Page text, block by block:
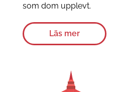
som dom upplevt.
Läs mer